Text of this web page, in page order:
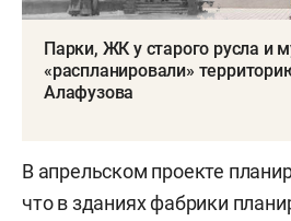
Парки, ЖК у старого русла и
«распланировали»
Алафузова
В апрельском проекте
что в зданиях фабрики